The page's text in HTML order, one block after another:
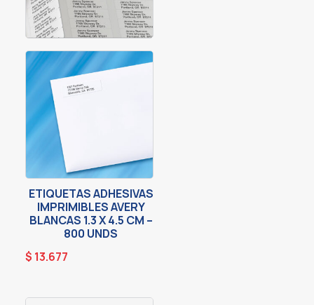
ETIQUETAS ADHESIVAS
IMPRIMIBLES AVERY
BLANCAS 1.3 X 4.5 CM –
800 UNDS
$ 13.677